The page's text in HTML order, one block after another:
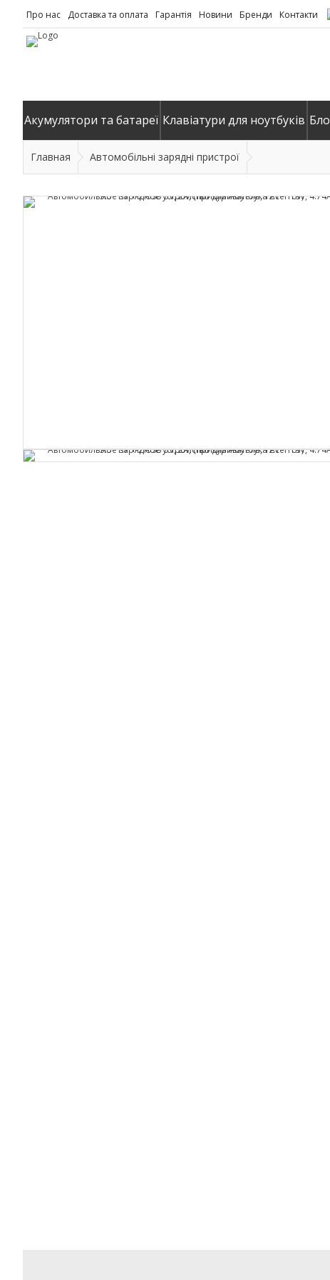
Про нас Доставка та оплата Гарантія Новини Бренди Контакти
Акумулятори та батареї Клавіатури для ноутбуків
Главная Автомобільні зарядні пристрої